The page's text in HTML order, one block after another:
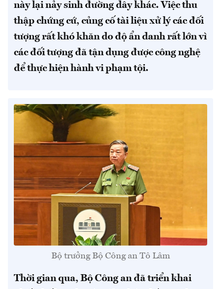
này lại nảy sinh đường dây khác. Việc thu
thập chứng cứ, củng cố tài liệu xử lý các đối
tượng rất khó khăn do độ ẩn danh rất lớn vì
các đối tượng đã tận dụng được công nghệ
để thực hiện hành vi phạm tội.
Bộ trưởng Bộ Công an Tô Lâm
Thời gian qua, Bộ Công an đã triển khai